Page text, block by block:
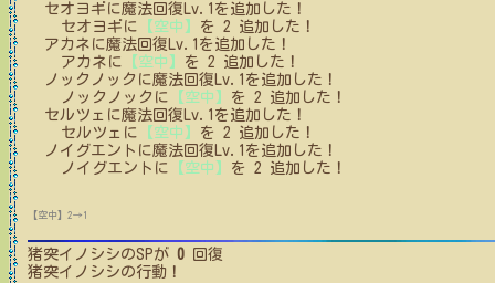
セオヨギ に魔法回復Lv.1 を追加した！
セオヨギ に 【空中】 を 2 追加した！
アカネ に魔法回復Lv.1 を追加した！
アカネ に 【空中】 を 2 追加した！
ノックノック に魔法回復Lv.1 を追加した！
ノックノック に 【空中】 を 2 追加した！
セルツェ に魔法回復Lv.1 を追加した！
セルツェ に 【空中】 を 2 追加した！
ノイグエント に魔法回復Lv.1 を追加した！
ノイグエント に 【空中】 を 2 追加した！
【空中】2→1
猪突イノシシのSPが 0 回復
猪突イノシシの行動！